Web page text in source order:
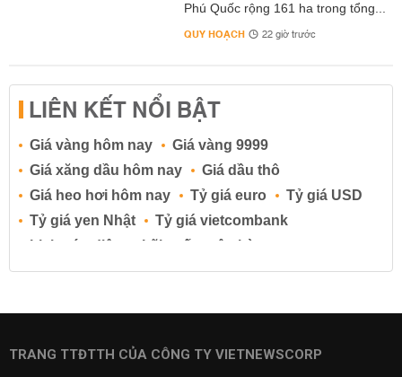
Phú Quốc rộng 161 ha trong tổng...
QUY HOẠCH 22 giờ trước
LIÊN KẾT NỔI BẬT
Giá vàng hôm nay
Giá vàng 9999
Giá xăng dầu hôm nay
Giá dầu thô
Giá heo hơi hôm nay
Tỷ giá euro
Tỷ giá USD
Tỷ giá yen Nhật
Tỷ giá vietcombank
Lịch cúp điện
Lãi suất ngân hàng
Lãi suất tiết kiệm
Lãi suất tiền gửi
Lãi suất ngân hàng BIDV
TRANG TTĐTTH CỦA CÔNG TY VIETNEWSCORP